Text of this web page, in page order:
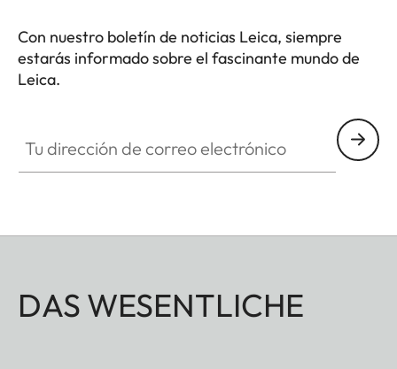
Con nuestro boletín de noticias Leica, siempre
estarás informado sobre el fascinante mundo de
Leica.
DAS WESENTLICHE